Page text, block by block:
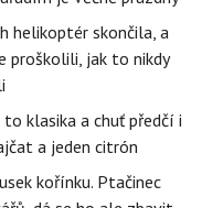
helikoptér skončila, a
proškolili, jak to nikdy
klasika a chuť předčí i
a jeden citrón
kořínku. Ptačinec